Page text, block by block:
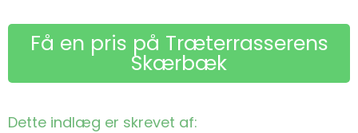
Få en pris på Træterrasserens
Skærbæk
Dette indlæg er skrevet af: